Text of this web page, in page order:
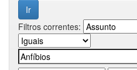
Filtros correntes: